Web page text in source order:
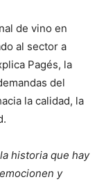
de vino en
al sector a
Pagés, la
del
la calidad, la
historia que hay
y